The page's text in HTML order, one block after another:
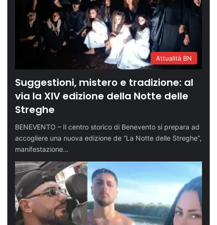
Attualità BN
Suggestioni, mistero e tradizione: al
via la XIV edizione della Notte delle
Streghe
BENEVENTO – Il centro storico di Benevento si prepara ad
accogliere una nuova edizione de “La Notte delle Streghe”,
manifestazione…